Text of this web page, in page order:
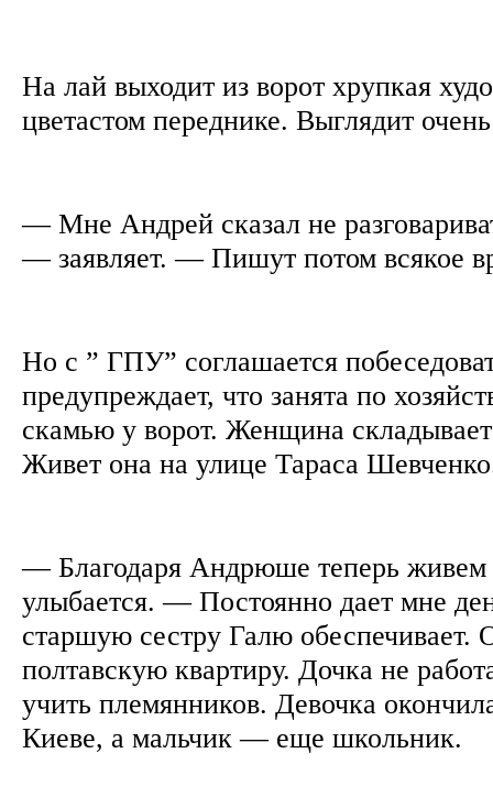
На лай выходит из ворот хрупкая
цветастом переднике. Выглядит
— Мне Андрей сказал не
— заявляет. — Пишут потом всякое
Но с ” ГПУ” соглашается
предупреждает, что занята по
скамью у ворот. Женщина
Живет она на улице Тараса
— Благодаря Андрюше теперь
улыбается. — Постоянно дает мне
старшую сестру Галю обеспечивает.
полтавскую квартиру. Дочка не
учить племянников. Девочка
Киеве, а мальчик — еще школьник.